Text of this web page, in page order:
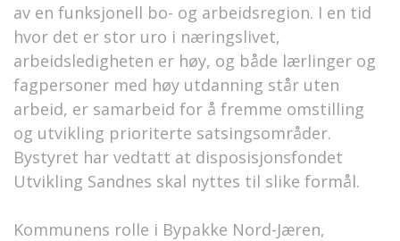
av en funksjonell bo- og arbeidsregion. I en tid
hvor det er stor uro i næringslivet,
arbeidsledigheten er høy, og både lærlinger og
fagpersoner med høy utdanning står uten
arbeid, er samarbeid for å fremme omstilling
og utvikling prioriterte satsingsområder.
Bystyret har vedtatt at disposisjonsfondet
Utvikling Sandnes skal nyttes til slike formål.
Kommunens rolle i Bypakke Nord-Jæren,